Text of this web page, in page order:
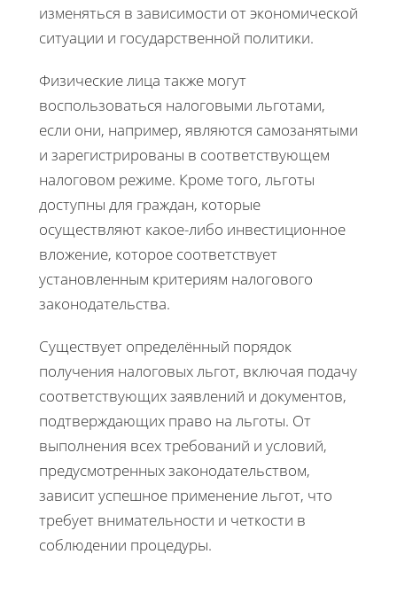
изменяться в зависимости от экономической
ситуации и государственной политики.
Физические лица также могут
воспользоваться налоговыми льготами,
если они, например, являются самозанятыми
и зарегистрированы в соответствующем
налоговом режиме. Кроме того, льготы
доступны для граждан, которые
осуществляют какое-либо инвестиционное
вложение, которое соответствует
установленным критериям налогового
законодательства.
Существует определённый порядок
получения налоговых льгот, включая подачу
соответствующих заявлений и документов,
подтверждающих право на льготы. От
выполнения всех требований и условий,
предусмотренных законодательством,
зависит успешное применение льгот, что
требует внимательности и четкости в
соблюдении процедуры.